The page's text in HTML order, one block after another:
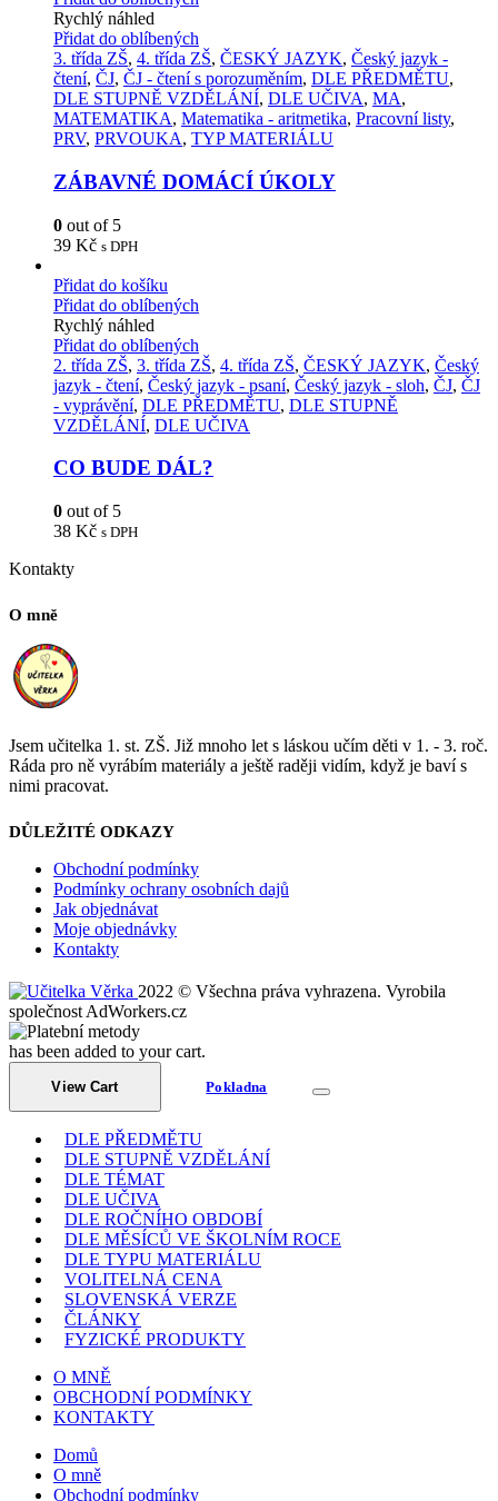
Rychlý náhled
Přidat do oblíbených
3. třída ZŠ, 4. třída ZŠ, ČESKÝ JAZYK, Český jazyk -
čtení, ČJ, ČJ - čtení s porozuměním, DLE PŘEDMĚTU,
DLE STUPNĚ VZDĚLÁNÍ, DLE UČIVA, MA,
MATEMATIKA, Matematika - aritmetika, Pracovní listy,
PRV, PRVOUKA, TYP MATERIÁLU
ZÁBAVNÉ DOMÁCÍ ÚKOLY
0 out of 5
39 Kč s DPH
Přidat do košíku
Přidat do oblíbených
Rychlý náhled
Přidat do oblíbených
2. třída ZŠ, 3. třída ZŠ, 4. třída ZŠ, ČESKÝ JAZYK, Český
jazyk - čtení, Český jazyk - psaní, Český jazyk - sloh, ČJ, ČJ
- vyprávění, DLE PŘEDMĚTU, DLE STUPNĚ
VZDĚLÁNÍ, DLE UČIVA
CO BUDE DÁL?
0 out of 5
38 Kč s DPH
Kontakty
O mně
Jsem učitelka 1. st. ZŠ. Již mnoho let s láskou učím děti v 1. - 3. roč.
Ráda pro ně vyrábím materiály a ještě raději vidím, když je baví s
nimi pracovat.
DŮLEŽITÉ ODKAZY
Obchodní podmínky
Podmínky ochrany osobních dajů
Jak objednávat
Moje objednávky
Kontakty
2022 © Všechna práva vyhrazena. Vyrobila
společnost AdWorkers.cz
has been added to your cart.
View Cart Pokladna
DLE PŘEDMĚTU
DLE STUPNĚ VZDĚLÁNÍ
DLE TÉMAT
DLE UČIVA
DLE ROČNÍHO OBDOBÍ
DLE MĚSÍCŮ VE ŠKOLNÍM ROCE
DLE TYPU MATERIÁLU
VOLITELNÁ CENA
SLOVENSKÁ VERZE
ČLÁNKY
FYZICKÉ PRODUKTY
O MNĚ
OBCHODNÍ PODMÍNKY
KONTAKTY
Domů
O mně
Obchodní podmínky